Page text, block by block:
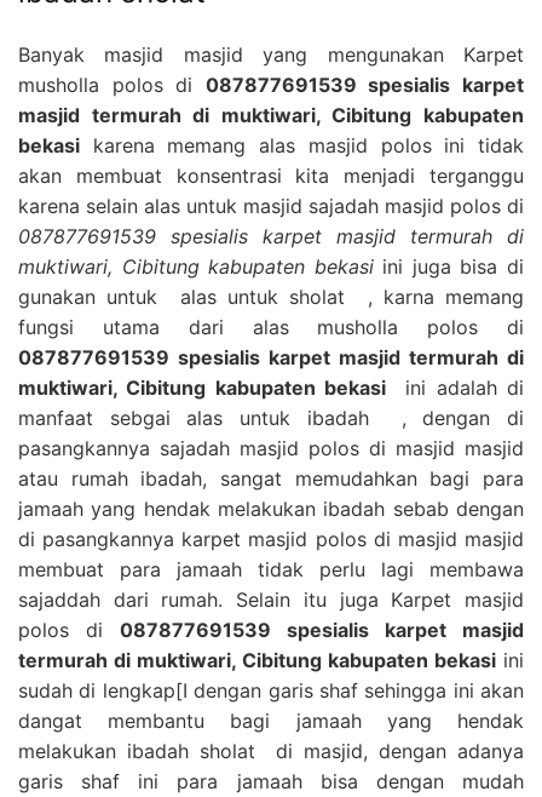
Banyak masjid masjid yang mengunakan Karpet
musholla polos di 087877691539 spesialis karpet
masjid termurah di muktiwari, Cibitung kabupaten
bekasi karena memang alas masjid polos ini tidak
akan membuat konsentrasi kita menjadi terganggu
karena selain alas untuk masjid sajadah masjid polos di
087877691539 spesialis karpet masjid termurah di
muktiwari, Cibitung kabupaten bekasiini juga bisa di
gunakan untuk alas untuk sholat , karna memang
fungsi utama dari alas musholla polos di
087877691539 spesialis karpet masjid termurah di
muktiwari, Cibitung kabupaten bekasiini adalah di
manfaat sebgai alas untuk ibadah , dengan di
pasangkannya sajadah masjid polos di masjid masjid
atau rumah ibadah, sangat memudahkan bagi para
jamaah yang hendak melakukan ibadah sebab dengan
di pasangkannya karpet masjid polos di masjid masjid
membuat para jamaah tidak perlu lagi membawa
sajaddah dari rumah. Selain itu juga Karpet masjid
polos di 087877691539 spesialis karpet masjid
termurah di muktiwari, Cibitung kabupaten bekasi ini
sudah di lengkap[I dengan garis shaf sehingga ini akan
dangat membantu bagi jamaah yang hendak
melakukan ibadah sholat di masjid, dengan adanya
garis shaf ini para jamaah bisa dengan mudah